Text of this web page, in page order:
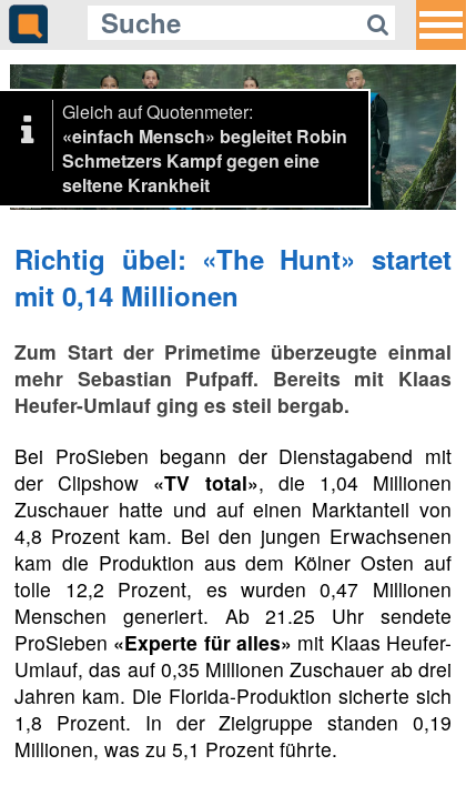
Gleich auf Quotenmeter:
«einfach Mensch» begleitet Robin
Schmetzers Kampf gegen eine
seltene Krankheit
Richtig übel: «The Hunt» startet
mit 0,14 Millionen
Zum Start der Primetime überzeugte einmal
mehr Sebastian Pufpaff. Bereits mit Klaas
Heufer-Umlauf ging es steil bergab.
Bei ProSieben begann der Dienstagabend mit
der Clipshow «TV total», die 1,04 Millionen
Zuschauer hatte und auf einen Marktanteil von
4,8 Prozent kam. Bei den jungen Erwachsenen
kam die Produktion aus dem Kölner Osten auf
tolle 12,2 Prozent, es wurden 0,47 Millionen
Menschen generiert. Ab 21.25 Uhr sendete
ProSieben «Experte für alles» mit Klaas Heufer-
Umlauf, das auf 0,35 Millionen Zuschauer ab drei
Jahren kam. Die Florida-Produktion sicherte sich
1,8 Prozent. In der Zielgruppe standen 0,19
Millionen, was zu 5,1 Prozent führte.